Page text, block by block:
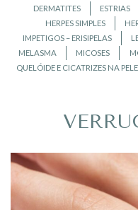
DERMATITES
ESTRIAS
HERPES SIMPLES
IMPETIGOS – ERISIPELAS
MELASMA
MICOSES
QUELÓIDE E CICATRIZES NA PELE